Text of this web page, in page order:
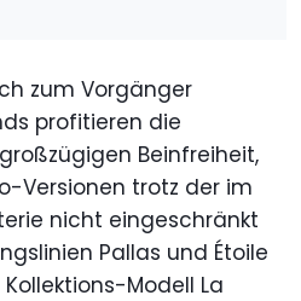
zum Vorgänger
profitieren die
Beinfreiheit,
Versionen trotz der im
nicht eingeschränkt
Pallas und Étoile
Modell La